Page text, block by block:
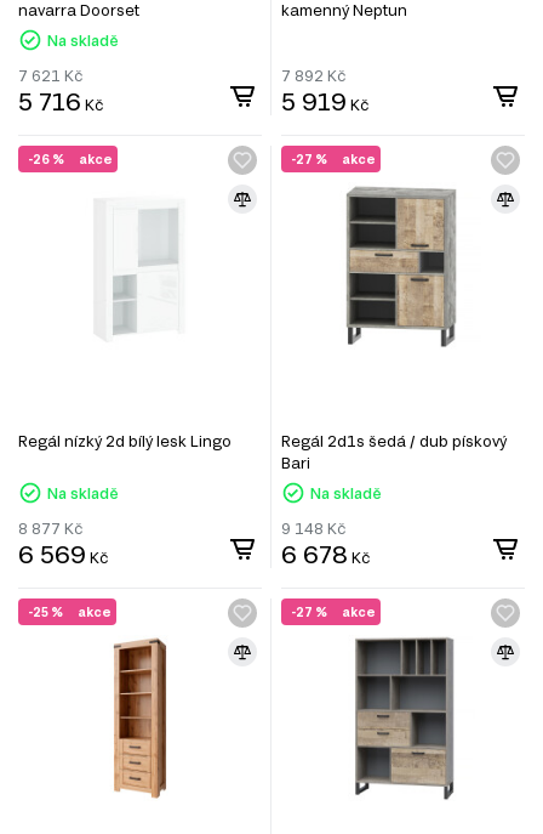
navarra Doorset
Na skladě
7 621 Kč
5 716 Kč
kamenný Neptun
7 892 Kč
5 919 Kč
akce
-26 %
Regál nízký 2d bílý lesk Lingo
Na skladě
8 877 Kč
6 569 Kč
akce
-27 %
Regál 2d1s šedá / dub pískový
Bari
Na skladě
9 148 Kč
6 678 Kč
akce
-25 % akce
-27 %